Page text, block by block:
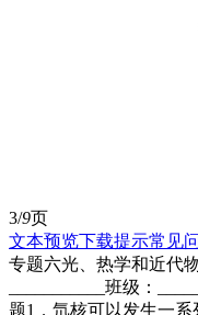
3/9页
文本预览下载提示常见
专题六光、热学和近代
___________班级：
题1．氘核可以发生一